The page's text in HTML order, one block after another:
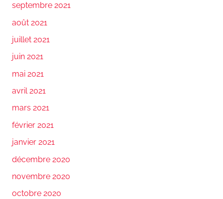
septembre 2021
août 2021
juillet 2021
juin 2021
mai 2021
avril 2021
mars 2021
février 2021
janvier 2021
décembre 2020
novembre 2020
octobre 2020